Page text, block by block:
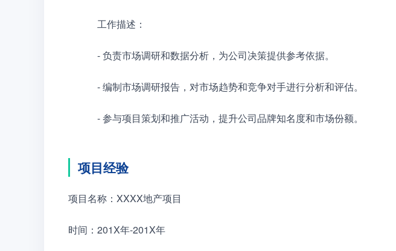
工作描述：
- 负责市场调研和数据分析，为公司决策提供参考依据。
- 编制市场调研报告，对市场趋势和竞争对手进行分析和评估。
- 参与项目策划和推广活动，提升公司品牌知名度和市场份额。
项目经验
项目名称：XXXX地产项目
时间：201X年-201X年